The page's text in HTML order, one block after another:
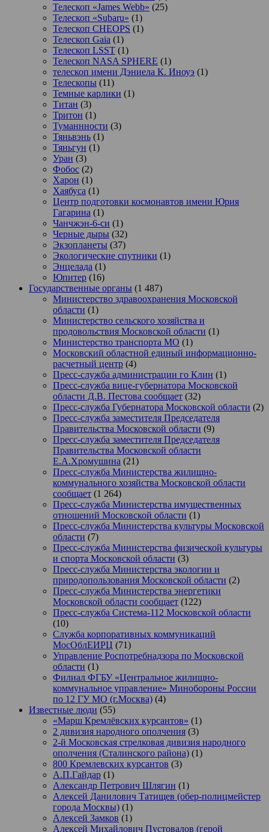
Телескоп «James Webb» (25)
Телескоп «Subaru» (1)
Телескоп CHEOPS (1)
Телескоп Gaia (1)
Телескоп LSST (1)
Телескоп NASA SPHERE (1)
телескоп имени Дэниела К. Иноуэ (1)
Телескопы (11)
Темные карлики (1)
Титан (3)
Тритон (1)
Туманнности (3)
Тяньвэнь (1)
Тяньгун (1)
Уран (3)
Фобос (2)
Харон (1)
Хаябуса (1)
Центр подготовки космонавтов имени Юрия
Гагарина (1)
Чанчжэн-6-си (1)
Черные дыры (32)
Экзопланеты (37)
Экологические спутники (1)
Энцелада (1)
Юпитер (16)
Государственные органы (1 487)
Министерство здравоохранения Московской
области (1)
Министерство сельского хозяйства и
продовольствия Московской области (1)
Министерство транспорта МО (1)
Московский областной единый информационно-
расчетный центр (4)
Пресс-служба администрации го Клин (1)
Пресс-служба вице-губернатора Московской
области Д.В. Пестова сообщает (32)
Пресс-служба Губернатора Московской области (2)
Пресс-служба заместителя Председателя
Правительства Московской области (9)
Пресс-служба заместителя Председателя
Правительства Московской области
Е.А.Хромушина (21)
Пресс-служба Министерства жилищно-
коммунального хозяйства Московской области
сообщает (1 264)
Пресс-служба Министерства имущественных
отношений Московской области (1)
Пресс-служба Министерства культуры Московской
области (7)
Пресс-служба Министерства физической культуры
и спорта Московской области (3)
Пресс-служба Министерства экологии и
природопользования Московской области (2)
Пресс-служба Министерства энергетики
Московской области сообщает (122)
Пресс-служба Система-112 Московской области
(10)
Служба корпоративных коммуникаций
МосОблЕИРЦ (71)
Управление Роспотребнадзора по Московской
области (1)
Филиал ФГБУ «Центральное жилищно-
коммунальное управление» Минобороны России
по 12 ГУ МО (г.Москва) (4)
Известные люди (55)
«Марш Кремлёвских курсантов» (1)
2 дивизия народного ополчения (3)
2-й Московская стрелковая дивизия народного
ополчения (Сталинского района) (1)
800 Кремлевских курсантов (3)
А.П.Гайдар (1)
Александр Петрович Шлягин (1)
Алексей Данилович Татищев (обер-полицмейстер
города Москвы) (1)
Алексей Замков (1)
Алексей Михайлович Пустовалов (герой